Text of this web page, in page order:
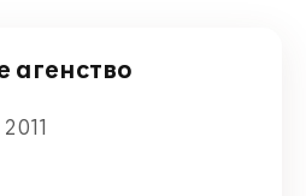
агенство